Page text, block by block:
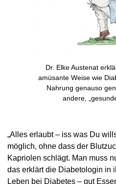
Dr. Elke Austenat
amüsante Weise wie
Nahrung genauso
andere,
„Alles erlaubt – iss was Du
möglich, ohne dass der
Kapriolen schlägt. Man muss
das erklärt die Diabetologin in
Leben bei Diabetes – gut